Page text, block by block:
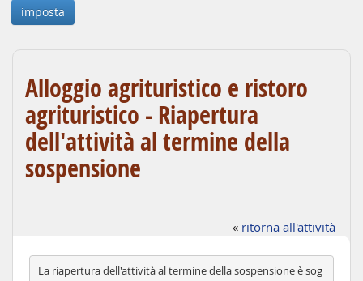
Alloggio agrituristico e ristoro
agrituristico - Riapertura
dell'attività al termine della
sospensione
« ritorna all'attività
La riapertura dell'attività al termine della sospensione è sog